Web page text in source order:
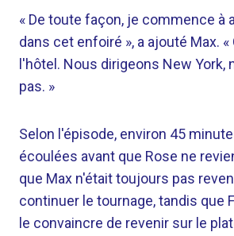
« De toute façon, je commence à
dans cet enfoiré », a ajouté Max. «
l'hôtel. Nous dirigeons New York,
pas. »
Selon l'épisode, environ 45
écoulées avant que Rose ne
que Max n'était toujours pas
continuer le tournage, tandis que
le convaincre de revenir sur le